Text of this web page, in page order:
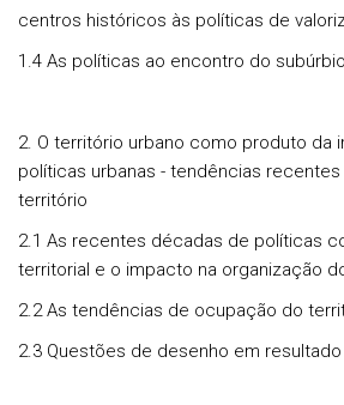
centros históricos às políticas de
1.4 As políticas ao encontro do subúrbio
2. O território urbano como produto da
políticas urbanas - tendências
território
2.1 As recentes décadas de políticas
territorial e o impacto na organização
2.2 As tendências de ocupação do
2.3 Questões de desenho em